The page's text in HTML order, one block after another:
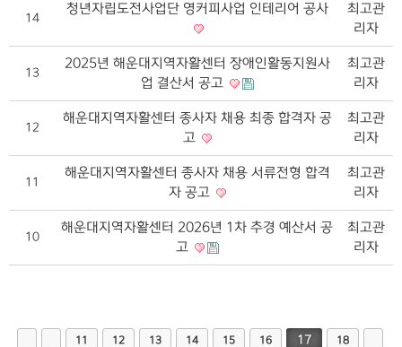
14
청년자립도전사업단 영커피사업 인테리어 공사
최고관
리자
13
2025년 해운대지역자활센터 장애인활동지원사
업 결산서 공고
최고관
리자
12
해운대지역자활센터 종사자 채용 최종 합격자 공
고
최고관
리자
11
해운대지역자활센터 종사자 채용 서류전형 합격
자 공고
최고관
리자
10
해운대지역자활센터 2026년 1차 추경 예산서 공
고
최고관
리자
11 12 13 14 15 16 17 18